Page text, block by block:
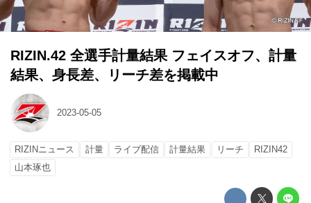
RIZIN.42 全選手計量結果 フェイスオフ、計量
結果、身長差、リーチ差を掲載中
2023-05-05
RIZINニュース 計量 ライブ配信 計量結果 リーチ
RIZIN42
山本琢也